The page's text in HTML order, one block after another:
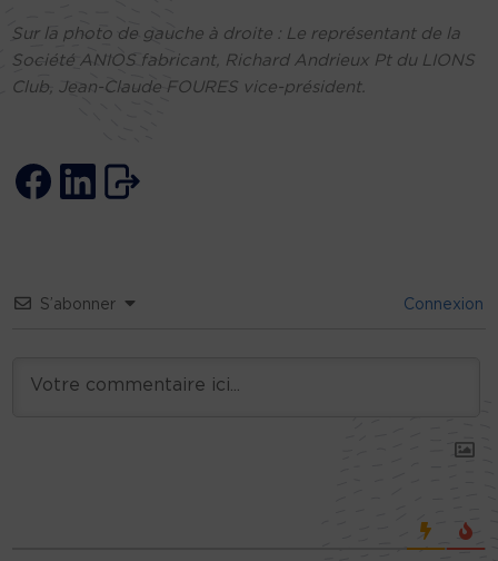
Sur la photo de gauche à droite : Le représentant de la
Société ANIOS fabricant, Richard Andrieux Pt du LIONS
Club, Jean-Claude FOURES vice-président.
S’abonner Connexion